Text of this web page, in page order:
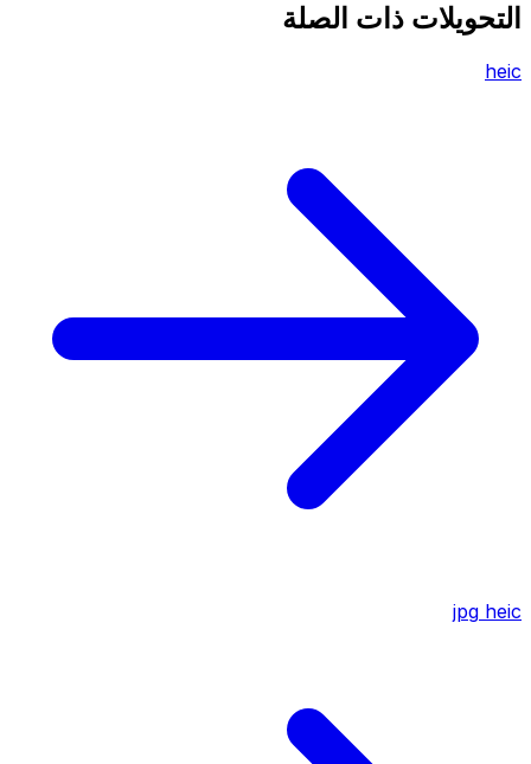
التحويلات ذات الصلة
heic
jpg heic